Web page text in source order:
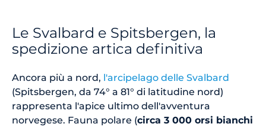
Le Svalbard e Spitsbergen, la
spedizione artica definitiva
Ancora più a nord, l'arcipelago delle Svalbard
(Spitsbergen, da 74° a 81° di latitudine nord)
rappresenta l'apice ultimo dell'avventura
norvegese. Fauna polare (circa 3 000 orsi bianchi